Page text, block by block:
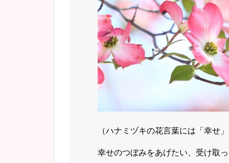
（ハナミヅキの花言葉には「幸せ
幸せのつぼみをあげたい、受け取